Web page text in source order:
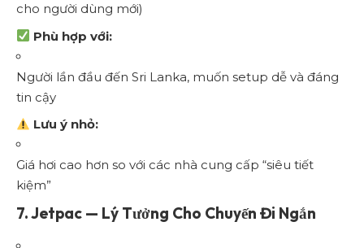
cho người dùng mới)
Phù hợp với:
Người lần đầu đến Sri Lanka, muốn setup dễ và đáng
tin cậy
Lưu ý nhỏ:
Giá hơi cao hơn so với các nhà cung cấp “siêu tiết
kiệm”
7.Jetpac — Lý Tưởng Cho Chuyến Đi Ngắn